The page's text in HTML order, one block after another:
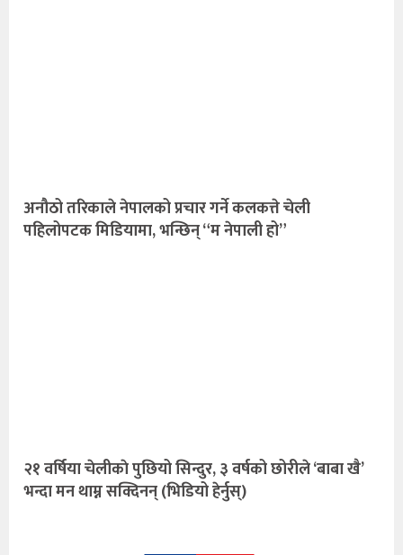
अनौठो तरिकाले नेपालको प्रचार गर्ने कलकत्ते चेली
पहिलोपटक मिडियामा, भन्छिन् “म नेपाली हो”
२१ वर्षिया चेलीकाे पुछियो सिन्दुर, ३ वर्षको छोरीले ‘बाबा खै’
भन्दा मन थाम्न सक्दिनन् (भिडियो हेर्नुस्)